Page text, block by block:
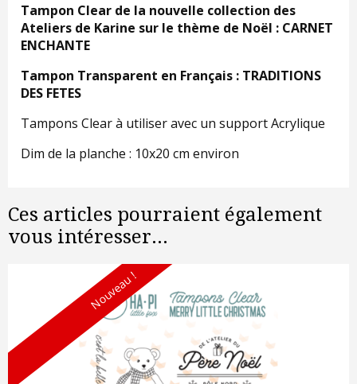
Tampon Clear de la nouvelle collection des
Ateliers de Karine sur le thème de Noël : CARNET
ENCHANTE
Tampon Transparent en Français : TRADITIONS
DES FETES
Tampons Clear à utiliser avec un support Acrylique
Dim de la planche : 10x20 cm environ
Ces articles pourraient également
vous intéresser...
Nouveau !